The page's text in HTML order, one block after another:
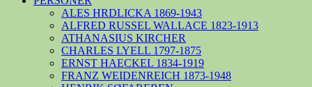
ALES HRDLICKA 1869-1943
ALFRED RUSSEL WALLACE 1823-1913
ATHANASIUS KIRCHER
CHARLES LYELL 1797-1875
ERNST HAECKEL 1834-1919
FRANZ WEIDENREICH 1873-1948